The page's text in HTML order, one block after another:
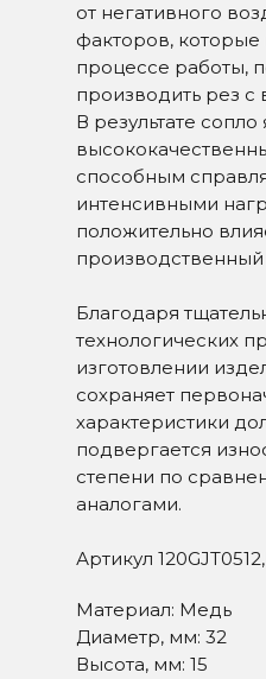
от негативного
факторов, которые
процессе работы,
производить рез с
В результате сопло
способным
интенсивными
положительно
Благодаря
технологических
изготовлении
сохраняет
характеристики
подвергается
степени по
аналогами.
Артикул
Материал: Медь
Диаметр, мм: 32
Высота, мм: 15